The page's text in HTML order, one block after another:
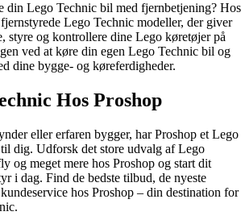
din Lego Technic bil med fjernbetjening? Hos
Lego Technic modeller, der giver
styre og kontrollere dine Lego køretøjer på
ved at køre din egen Lego Technic bil og
dine bygge- og køreferdigheder.
Hos Proshop
eller erfaren bygger, har Proshop et Lego
dig. Udforsk det store udvalg af Lego
og meget mere hos Proshop og start dit
i dag. Find de bedste tilbud, de nyeste
hos Proshop – din destination for